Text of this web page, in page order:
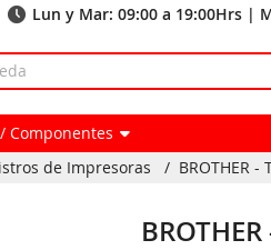
Lun y Mar: 09:00 a 19:00Hrs |
Componentes
de Impresoras / BROTHER